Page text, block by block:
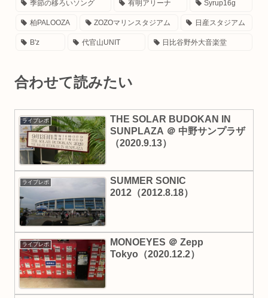
季節の移ろいソング 有明アリーナ Syrup16g
柏PALOOZA ZOZOマリンスタジアム 日産スタジアム
B'z 代官山UNIT 日比谷野外大音楽堂
合わせて読みたい
ライブレポ
THE SOLAR BUDOKAN IN
SUNPLAZA ＠ 中野サンプラザ
（2020.9.13）
ライブレポ
SUMMER SONIC
2012（2012.8.18）
ライブレポ
MONOEYES ＠ Zepp
Tokyo（2020.12.2）